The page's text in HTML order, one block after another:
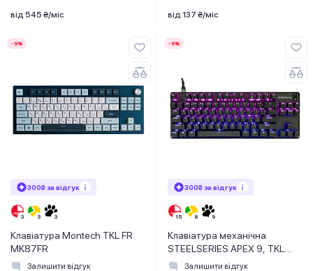
від 545 ₴/міс від 137 ₴/міс
-9%
300₴ за відгук
Клавіатура Montech TKL FR
MK87FR
Залишити відгук
-9%
300₴ за відгук
Клавіатура механічна
STEELSERIES APEX 9, TKL
(64847)Залишити відгук